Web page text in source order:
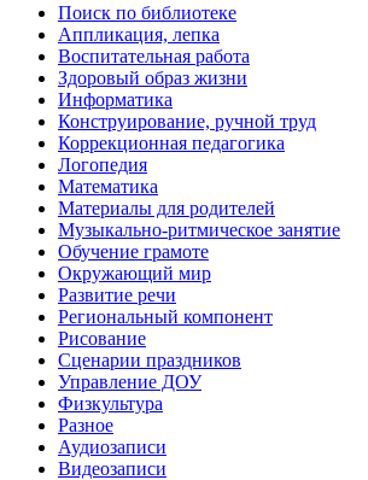
Поиск по библиотеке
Аппликация, лепка
Воспитательная работа
Здоровый образ жизни
Информатика
Конструирование, ручной труд
Коррекционная педагогика
Логопедия
Математика
Материалы для родителей
Музыкально-ритмическое занятие
Обучение грамоте
Окружающий мир
Развитие речи
Региональный компонент
Рисование
Сценарии праздников
Управление ДОУ
Физкультура
Разное
Аудиозаписи
Видеозаписи